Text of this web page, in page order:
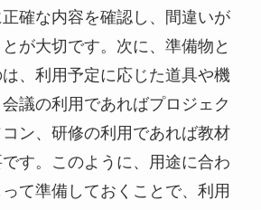
確な内容を確認し、間違いが
が大切です。次に、準備物と
、利用予定に応じた道具や機
議の利用であればプロジェク
ン、研修の利用であれば教材
す。このように、用途に合わ
て準備しておくことで、利用